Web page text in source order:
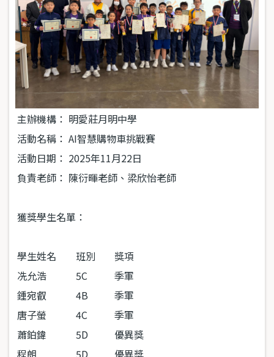
主辦機構： 明愛莊月明中學
活動名稱： AI智慧購物車挑戰賽
活動日期： 2025年11月22日
負責老師： 陳衍暉老師、梁欣怡老師
獲獎學生名單：
學生姓名 班別
獎項
冼允浩
5C
季軍
鍾宛叡
4B
季軍
唐子螢
4C
季軍
蕭鉑鍏
5D
優異獎